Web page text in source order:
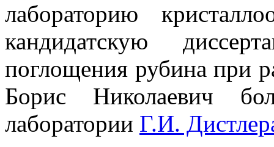
лабораторию
кандидатскую
поглощения рубина при
Борис Николаевич
лаборатории Г.И.